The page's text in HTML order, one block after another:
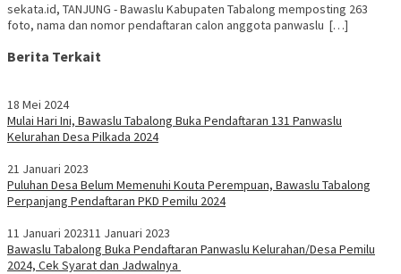
sekata.id, TANJUNG - Bawaslu Kabupaten Tabalong memposting 263
foto, nama dan nomor pendaftaran calon anggota panwaslu […]
Berita Terkait
18 Mei 2024
Mulai Hari Ini, Bawaslu Tabalong Buka Pendaftaran 131 Panwaslu
Kelurahan Desa Pilkada 2024
21 Januari 2023
Puluhan Desa Belum Memenuhi Kouta Perempuan, Bawaslu Tabalong
Perpanjang Pendaftaran PKD Pemilu 2024
11 Januari 202311 Januari 2023
Bawaslu Tabalong Buka Pendaftaran Panwaslu Kelurahan/Desa Pemilu
2024, Cek Syarat dan Jadwalnya